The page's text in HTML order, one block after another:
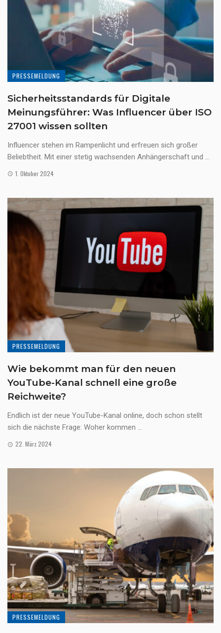
PRESSEMELDUNG
Sicherheitsstandards für Digitale
Meinungsführer: Was Influencer über ISO
27001 wissen sollten
Influencer stehen im Rampenlicht und erfreuen sich großer
Beliebtheit. Mit einer stetig wachsenden Anhängerschaft und ...
1. Oktober 2024
PRESSEMELDUNG
Wie bekommt man für den neuen
YouTube-Kanal schnell eine große
Reichweite?
Endlich ist der neue YouTube-Kanal online, doch schon stellt
sich die nächste Frage: Woher kommen ...
22. März 2024
PRESSEMELDUNG